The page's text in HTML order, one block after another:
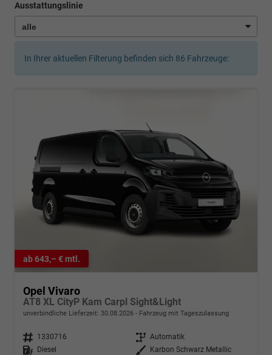
Ausstattungslinie
In Ihrer aktuellen Filterung befinden sich 86 Fahrzeuge:
ab 643,– € mtl.
Opel Vivaro
AT8 XL CityP Kam Carpl Sight&Light
unverbindliche Lieferzeit: 30.08.2026 Fahrzeug mit Tageszulassung
Fahrzeugnr. 1330716 Getriebe Automatik
Kraftstoff
Diesel Außenfarbe
Karbon Schwarz Metallic